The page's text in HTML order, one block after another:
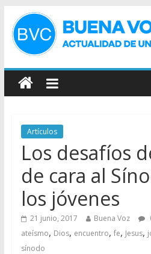
Artículos
Los desafíos
de cara al
los jóvenes
21 junio, 2017 Buena Voz
ateísmo, Dios, encuentro, fe, Jesus,
sínodo